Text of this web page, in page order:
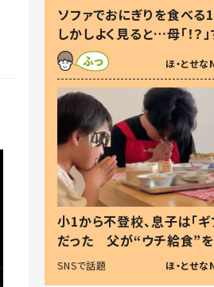
ソファでおにぎりを食べ
しかしよく見ると…母「！？
察した母の投稿に「可愛い
す！」「現行犯〜」
ほ・とせ
小1から不登校、息子は「ギ
だった 父が“ウチ給食”
る理由とは #令和の親 #
SNSで話題 ほ・とせ